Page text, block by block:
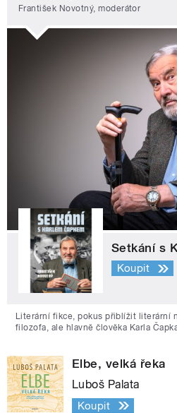
František Novotný, moderátor
Setkání s
Koupit
Literární fikce, pokus přiblížit literární
filozofa, ale hlavně člověka Karla
Elbe, velká řeka
Luboš Palata
Koupit